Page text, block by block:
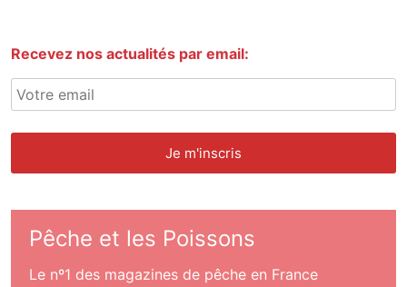
Recevez nos actualités par email:
Pêche et les Poissons
Le nº1 des magazines de pêche en France